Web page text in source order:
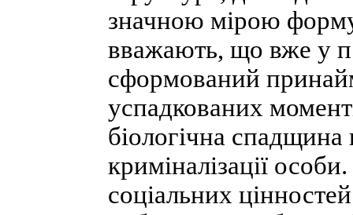
значною мірою
вважають, що вже у
сформований
успадкованих
біологічна
криміналізації
соціальних